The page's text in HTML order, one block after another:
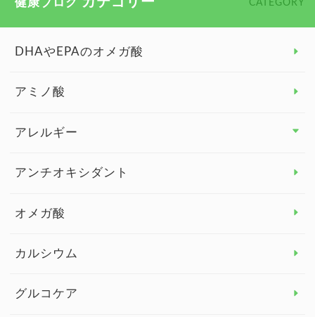
健康ブログ CATEGORY
DHAやEPAのオメガ酸
アミノ酸
アレルギー
アレルギー トップ
アンチオキシダント
オメガ酸
カルシウム
グルコケア